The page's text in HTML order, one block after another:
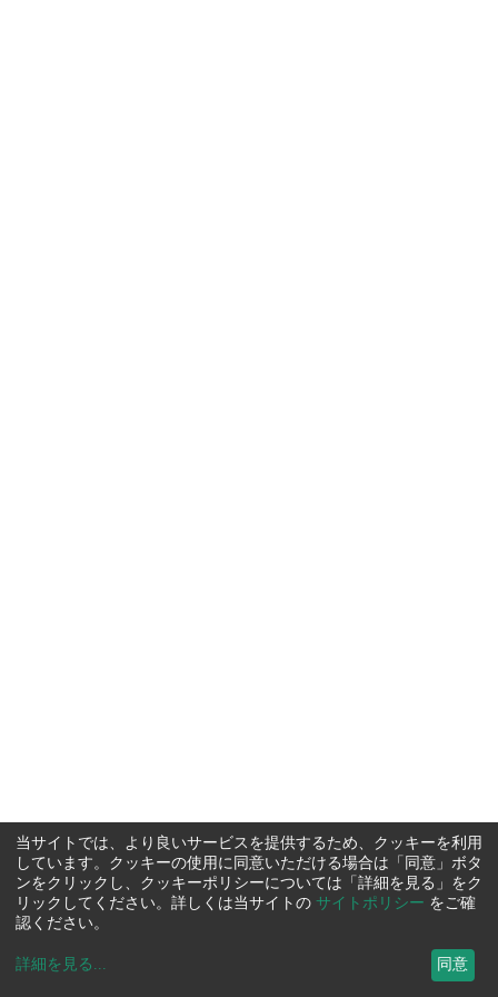
当サイトでは、より良いサービスを提供するため、クッキーを利用
しています。クッキーの使用に同意いただける場合は「同意」ボタ
ンをクリックし、クッキーポリシーについては「詳細を見る」をク
リックしてください。詳しくは当サイトの サイトポリシー をご確
認ください。
詳細を見る ... 同意